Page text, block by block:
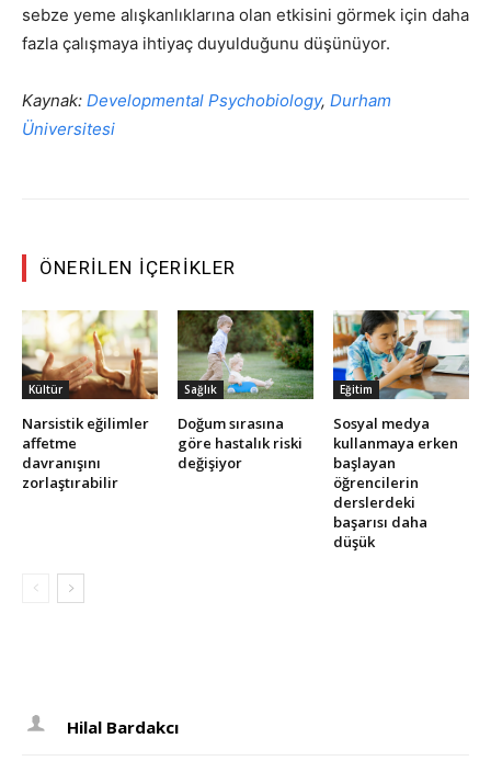
sebze yeme alışkanlıklarına olan etkisini görmek için daha
fazla çalışmaya ihtiyaç duyulduğunu düşünüyor.
Kaynak: Developmental Psychobiology, Durham
Üniversitesi
ÖNERILEN İÇERIKLER
Kültür
Narsistik eğilimler
affetme
davranışını
zorlaştırabilir
Sağlık
Doğum sırasına
göre hastalık riski
değişiyor
Eğitim
Sosyal medya
kullanmaya erken
başlayan
öğrencilerin
derslerdeki
başarısı daha
düşük
Hilal Bardakcı